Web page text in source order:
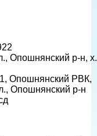
Опошнянский р-н, х.
Опошнянский РВК,
Опошнянский р-н